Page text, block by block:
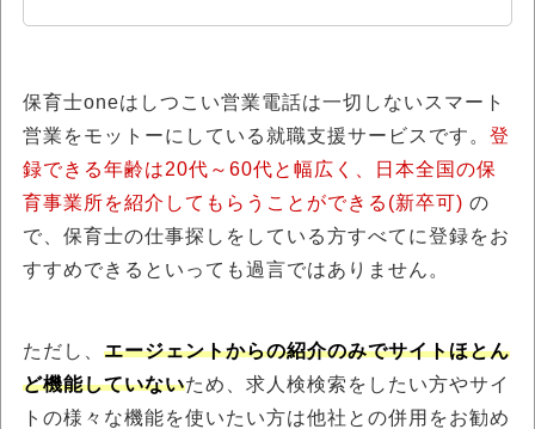
保育士oneはしつこい営業電話は一切しないスマート
営業をモットーにしている就職支援サービスです。 登
録できる年齢は20代～60代と幅広く、日本全国の保
育事業所を紹介してもらうことができる(新卒可) の
で、保育士の仕事探しをしている方すべてに登録をお
すすめできるといっても過言ではありません。
ただし、 エージェントからの紹介のみでサイトほとん
ど機能していないため、求人検検索をしたい方やサイ
トの様々な機能を使いたい方は他社との併用をお勧め